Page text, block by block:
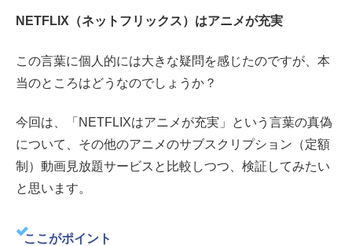
NETFLIX（ネットフリックス）はアニメが充実
この言葉に個人的には大きな疑問を感じたのですが、本
当のところはどうなのでしょうか？
今回は、「NETFLIXはアニメが充実」という言葉の真偽
について、その他のアニメのサブスクリプション（定額
制）動画見放題サービスと比較しつつ、検証してみたい
と思います。
ここがポイント